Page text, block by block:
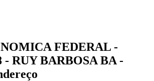
FEDERAL -
- RUY BARBOSA BA -